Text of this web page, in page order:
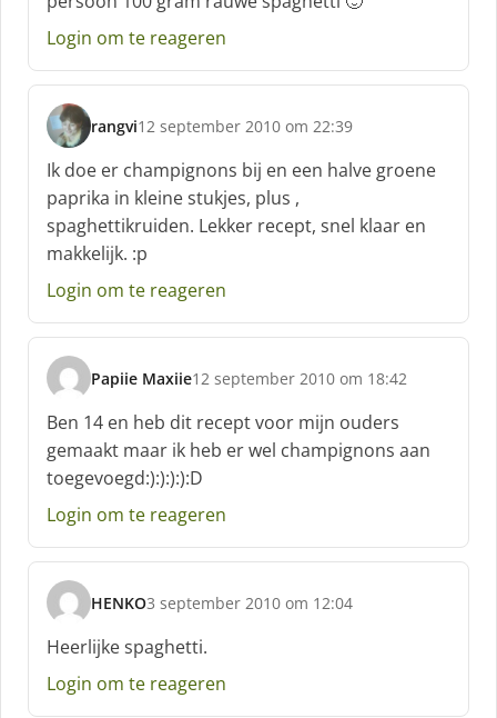
r
e
f
Login om te reageren
rangvi
s
c
h
r
e
e
:
12 september 2010 om 22:39
Ik doe er champignons bij en een halve groene
paprika in kleine stukjes, plus ,
spaghettikruiden. Lekker recept, snel klaar en
makkelijk. :p
Login om te reageren
Papiie Maxiie
s
c
h
r
e
e
:
12 september 2010 om 18:42
Ben 14 en heb dit recept voor mijn ouders
gemaakt maar ik heb er wel champignons aan
toegevoegd:):):):):D
Login om te reageren
HENKO
s
c
h
r
3 september 2010 om 12:04
Heerlijke spaghetti.
Login om te reageren